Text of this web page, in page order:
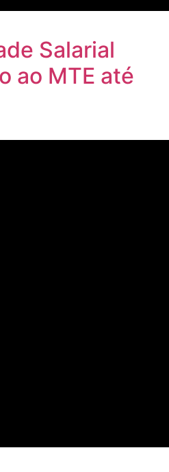
Salarial
ao MTE até